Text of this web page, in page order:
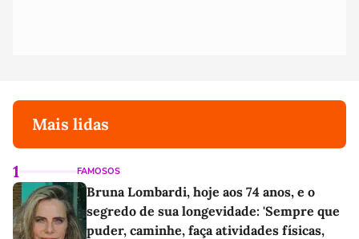
Mais lidas
1 FAMOSOS
Bruna Lombardi, hoje aos 74 anos, e o
segredo de sua longevidade: 'Sempre que
puder, caminhe, faça atividades físicas,